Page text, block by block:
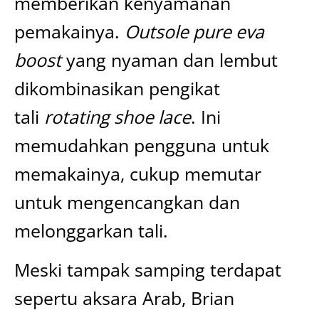
pemakainya. Outsole pure eva
boostyang nyaman dan lembut
dikombinasikan pengikat
tali rotating shoe lace. Ini
memudahkan pengguna untuk
memakainya, cukup memutar
untuk mengencangkan dan
melonggarkan tali.
Meski tampak samping terdapat
sepertu aksara Arab, Brian